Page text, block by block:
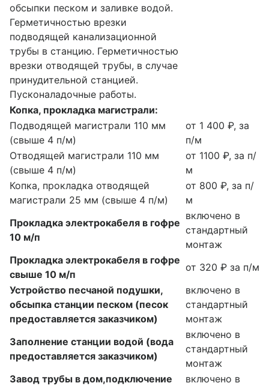
обсыпки песком и заливке водой.
Герметичностью врезки
подводящей канализационной
трубы в станцию. Герметичностью
врезки отводящей трубы, в случае
принудительной станцией.
Пусконаладочные работы.
Копка, прокладка магистрали:
Подводящей магистрали 110 мм
(свыше 4 п/м)
от 1 400 ₽, за
п/м
Отводящей магистрали 110 мм
(свыше 4 п/м)
от 1100 ₽, за п/
м
Копка, прокладка отводящей
магистрали 25 мм (свыше 4 п/м)
от 800 ₽, за п/
м
Прокладка электрокабеля в гофре
10 м/п
включено в
стандартный
монтаж
Прокладка электрокабеля в гофре
свыше 10 м/п
от 320 ₽ за п/м
Устройство песчаной подушки,
обсыпка станции песком (песок
предоставляется заказчиком)
включено в
стандартный
монтаж
Заполнение станции водой (вода
предоставляется заказчиком)
включено в
стандартный
монтаж
Завод трубы в дом,подключение
включено в